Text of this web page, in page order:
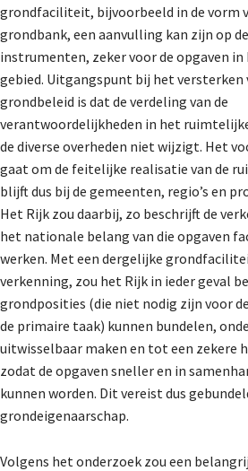
grondfaciliteit, bijvoorbeeld in de vorm
grondbank, een aanvulling kan zijn op
instrumenten, zeker voor de opgaven
gebied. Uitgangspunt bij het versterken
grondbeleid is dat de verdeling van de
verantwoordelijkheden in het
de diverse overheden niet wijzigt. Het
gaat om de feitelijke realisatie van de
blijft dus bij de gemeenten, regio’s en
Het Rijk zou daarbij, zo beschrijft de
het nationale belang van die opgaven
werken. Met een dergelijke
verkenning, zou het Rijk in ieder geval
grondposities (die niet nodig zijn voor
de primaire taak) kunnen bundelen,
uitwisselbaar maken en tot een zekere
zodat de opgaven sneller en in
kunnen worden. Dit vereist dus
grondeigenaarschap.
Volgens het onderzoek zou een